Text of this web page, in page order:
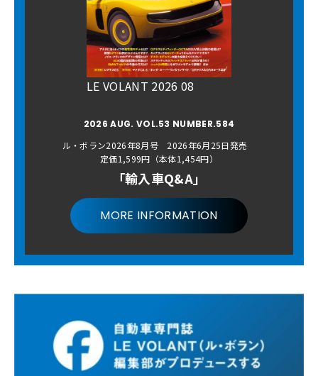
LE VOLANT 2026 08
2026 AUG. VOL.53 NUMBER.584
ル・ボラン2026年8月号 2026年6月25日発売
定価1,599円（本体1,454円）
「輸入車Q&A」
MORE INFORMATION